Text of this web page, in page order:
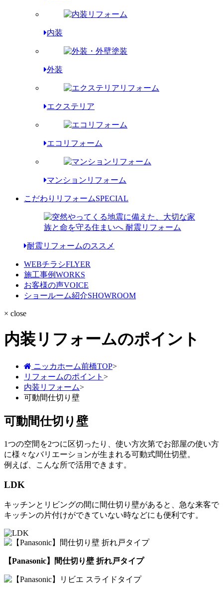
内装
外装
エクステリア
エコリフォーム
マンションリフォーム
こだわりリフォームSPECIAL
耐震リフォームのススメ
WEBチラシFLYER
施工事例WORKS
お客様の声VOICE
ショールーム紹介SHOWROOM
× close
内装リフォームのポイント
ニッカホーム前橋TOP>
リフォームのポイント >
内装リフォーム>
可動間仕切り壁
可動間仕切り壁
1つの空間を2つに区切ったり、使い方次第でお部屋の使い方
に様々なバリエーションが生まれる可動式間仕切壁。
例えば、こんな所で活用できます。
LDK
キッチンとリビングの間に間仕切り壁があると、急な来客で
キッチンの片付けができていない時などにも便利です。
【Panasonic】間仕切り壁 折れ戸タイプ